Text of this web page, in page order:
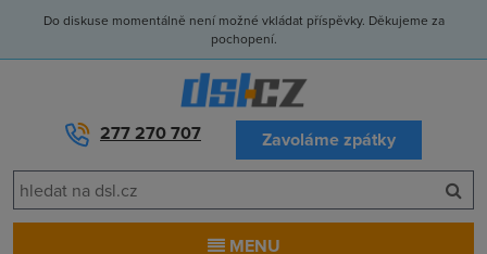
Do diskuse momentálně není možné vkládat příspěvky. Děkujeme za
pochopení.
277 270 707 Zavoláme zpátky
MENU